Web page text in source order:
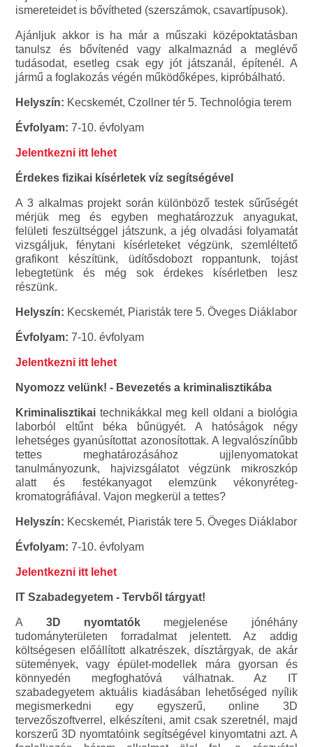
ismereteidet is bővítheted (szerszámok, csavartípusok).
Ajánljuk akkor is ha már a műszaki középoktatásban
tanulsz és bővítenéd vagy alkalmaznád a meglévő
tudásodat, esetleg csak egy jót játszanál, építenél. A
jármű a foglakozás végén működőképes, kipróbálható.
Helyszín: Kecskemét, Czollner tér 5. Technológia terem
Évfolyam: 7-10. évfolyam
Jelentkezni itt lehet
Érdekes fizikai kísérletek víz segítségével
A 3 alkalmas projekt során különböző testek sűrűségét
mérjük meg és egyben meghatározzuk anyagukat,
felületi feszültséggel játszunk, a jég olvadási folyamatát
vizsgáljuk, fénytani kísérleteket végzünk, szemléltető
grafikont készítünk, üdítősdobozt roppantunk, tojást
lebegtetünk és még sok érdekes kísérletben lesz
részünk.
Helyszín: Kecskemét, Piaristák tere 5. Öveges Diáklabor
Évfolyam: 7-10. évfolyam
Jelentkezni itt lehet
Nyomozz velünk! - Bevezetés a kriminalisztikába
Kriminalisztikai technikákkal meg kell oldani a biológia
laborból eltűnt béka bűnügyét. A hatóságok négy
lehetséges gyanúsítottat azonosítottak. A legvalószínűbb
tettes meghatározásához ujjlenyomatokat
tanulmányozunk, hajvizsgálatot végzünk mikroszkóp
alatt és festékanyagot elemzünk vékonyréteg-
kromatográfiával. Vajon megkerül a tettes?
Helyszín: Kecskemét, Piaristák tere 5. Öveges Diáklabor
Évfolyam: 7-10. évfolyam
Jelentkezni itt lehet
IT Szabadegyetem - Tervből tárgyat!
A 3D nyomtatók megjelenése jónéhány
tudományterületen forradalmat jelentett. Az addig
költségesen előállított alkatrészek, dísztárgyak, de akár
sütemények, vagy épület-modellek mára gyorsan és
könnyedén megfoghatóvá válhatnak. Az IT
szabadegyetem aktuális kiadásában lehetőséged nyílik
megismerkedni egy egyszerű, online 3D
tervezőszoftverrel, elkészíteni, amit csak szeretnél, majd
korszerű 3D nyomtatóink segítségével kinyomtatni azt. A